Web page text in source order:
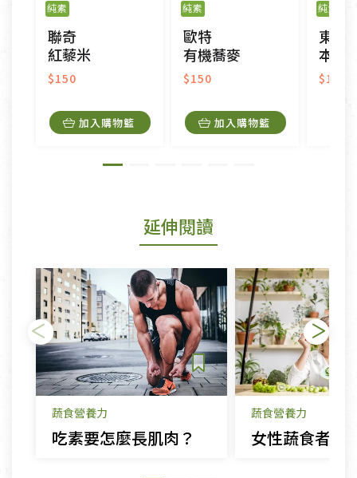
純素
聯奇
紅藜米
$150
加入購物籃
純素
歐特
有機蕎麥
$150
加入購物籃
純素
東豐
本土
$135
延伸閱讀
蔬食營養力
吃素要怎麼長肌肉？
蔬食營養力